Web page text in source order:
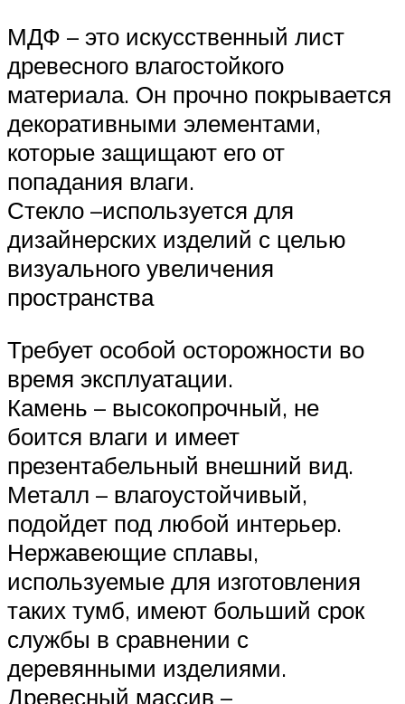
МДФ – это искусственный лист
древесного влагостойкого
материала. Он прочно покрывается
декоративными элементами,
которые защищают его от
попадания влаги.
Стекло –используется для
дизайнерских изделий с целью
визуального увеличения
пространства
Требует особой осторожности во
время эксплуатации.
Камень – высокопрочный, не
боится влаги и имеет
презентабельный внешний вид.
Металл – влагоустойчивый,
подойдет под любой интерьер.
Нержавеющие сплавы,
используемые для изготовления
таких тумб, имеют больший срок
службы в сравнении с
деревянными изделиями.
Древесный массив –